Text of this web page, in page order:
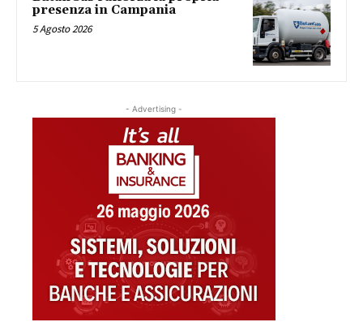
presenza in Campania
5 Agosto 2026
- Advertising -